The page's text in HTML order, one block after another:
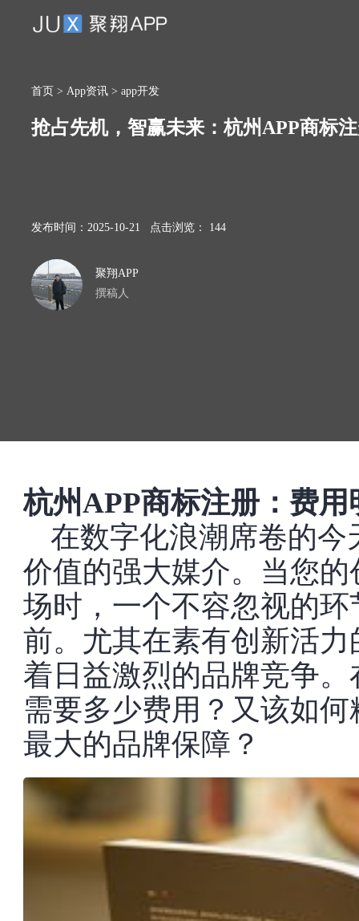
首页 >App资讯 >app开发
抢占先机，智赢未来：杭州APP商标
发布时间：2025-10-21 点击浏览： 144
聚翔APP
撰稿人
杭州APP商标注册：费
在数字化浪潮席卷的今
价值的强大媒介。当您
场时，一个不容忽视的
前。尤其在素有创新活
着日益激烈的品牌竞争
需要多少费用？又该如
最大的品牌保障？